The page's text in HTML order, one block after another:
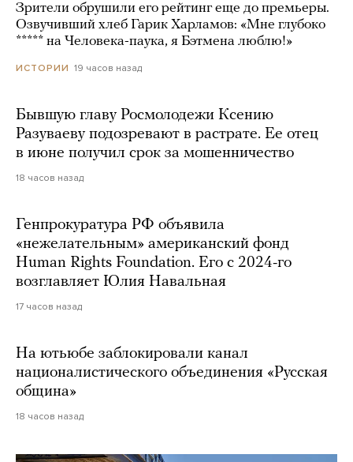
Зрители обрушили его рейтинг еще до премьеры.
Озвучивший хлеб Гарик Харламов: «Мне глубоко
***** на Человека-паука, я Бэтмена люблю!»
ИСТОРИИ 19 часов назад
Бывшую главу Росмолодежи Ксению
Разуваеву подозревают в растрате. Ее отец
в июне получил срок за мошенничество
18 часов назад
Генпрокуратура РФ объявила
«нежелательным» американский фонд
Human Rights Foundation. Его с 2024-го
возглавляет Юлия Навальная
17 часов назад
На ютьюбе заблокировали канал
националистического объединения «Русская
община»
18 часов назад